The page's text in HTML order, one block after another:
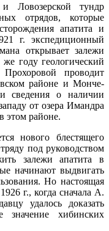
Ловозерской тундр
отрядов, которые
апатита и
г. экспедиционный
открывает залежи
году геологический
проводит
районе и Монче-
сведения о наличии
от озера Имандра
этом районе.
нового блестящего
под руководством
залежи апатита в
начинают выдвигать
Но настоящая
г., когда сначала А.
удалось доказать
хибинских